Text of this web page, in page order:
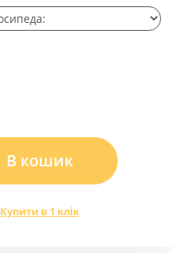
В кошик
Купити в 1 клік